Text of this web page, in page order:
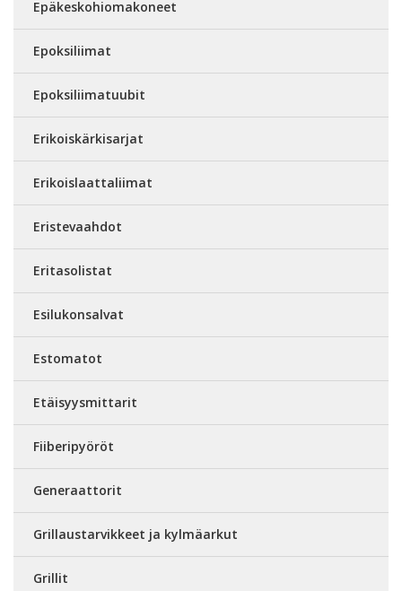
Epäkeskohiomakoneet
Epoksiliimat
Epoksiliimatuubit
Erikoiskärkisarjat
Erikoislaattaliimat
Eristevaahdot
Eritasolistat
Esilukonsalvat
Estomatot
Etäisyysmittarit
Fiiberipyöröt
Generaattorit
Grillaustarvikkeet ja kylmäarkut
Grillit